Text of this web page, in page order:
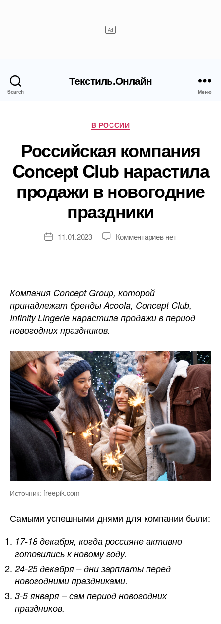
Search
Текстиль.Онлайн
Меню
Рубрики
В РОССИИ
Российская компания
Concept Club нарастила
продажи в новогодние
праздники
Дата11.01.2023 Комментариевк
нарастила
продажи
в
нет
Компания Concept Group, которой
принадлежат бренды Acoola, Concept Club,
Infinity Lingerie нарастила продажи в период
новогодних праздников.
Источник: freepik.com
Самыми успешными днями для компании были:
17-18 декабря, когда россияне активно
готовились к новому году.
24-25 декабря – дни зарплаты перед
новогодними праздниками.
3-5 января – сам период новогодних
праздников.